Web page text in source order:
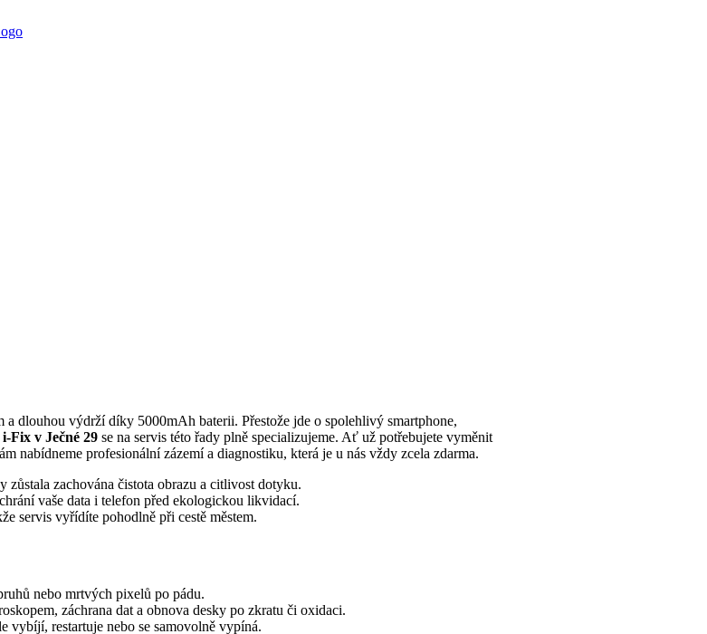
dlouhou výdrží díky 5000mAh baterii. Přestože jde o spolehlivý smartphone,
i-Fix v Ječné 29 se na servis této řady plně specializujeme. Ať už potřebujete vyměnit
nabídneme profesionální zázemí a diagnostiku, která je u nás vždy zcela zdarma.
zachována čistota obrazu a citlivost dotyku.
vaše data i telefon před ekologickou likvidací.
servis vyřídíte pohodlně při cestě městem.
nebo mrtvých pixelů po pádu.
záchrana dat a obnova desky po zkratu či oxidaci.
vybíjí, restartuje nebo se samovolně vypíná.